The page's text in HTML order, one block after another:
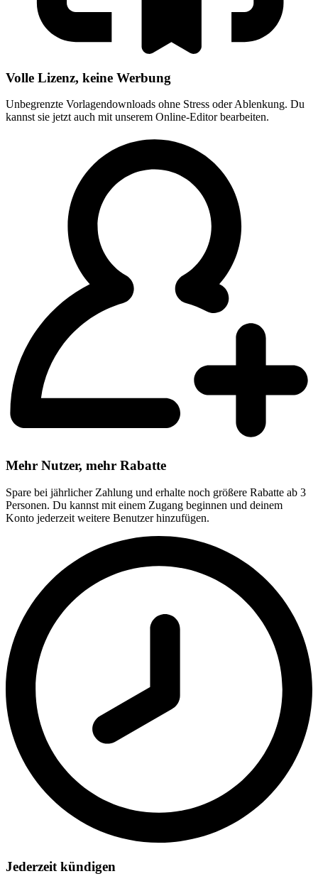
Volle Lizenz, keine Werbung
Unbegrenzte Vorlagendownloads ohne Stress oder Ablenkung. Du
kannst sie jetzt auch mit unserem Online-Editor bearbeiten.
Mehr Nutzer, mehr Rabatte
Spare bei jährlicher Zahlung und erhalte noch größere Rabatte ab 3
Personen. Du kannst mit einem Zugang beginnen und deinem
Konto jederzeit weitere Benutzer hinzufügen.
Jederzeit kündigen